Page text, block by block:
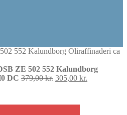
ZE 502 552 Kalundborg
DC 379,00kr. Den
var:
305,00 kr.